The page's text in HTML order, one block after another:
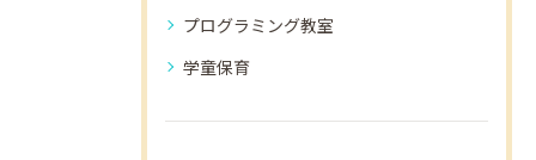
プログラミング教室
学童保育